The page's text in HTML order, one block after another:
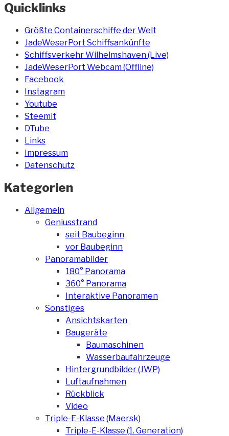
Quicklinks
Größte Containerschiffe der Welt
JadeWeserPort Schiffsankünfte
Schiffsverkehr Wilhelmshaven (Live)
JadeWeserPort Webcam (Offline)
Facebook
Instagram
Youtube
Steemit
DTube
Links
Impressum
Datenschutz
Kategorien
Allgemein
Geniusstrand
seit Baubeginn
vor Baubeginn
Panoramabilder
180° Panorama
360° Panorama
Interaktive Panoramen
Sonstiges
Ansichtskarten
Baugeräte
Baumaschinen
Wasserbaufahrzeuge
Hintergrundbilder (JWP)
Luftaufnahmen
Rückblick
Video
Triple-E-Klasse (Maersk)
Triple-E-Klasse (1. Generation)